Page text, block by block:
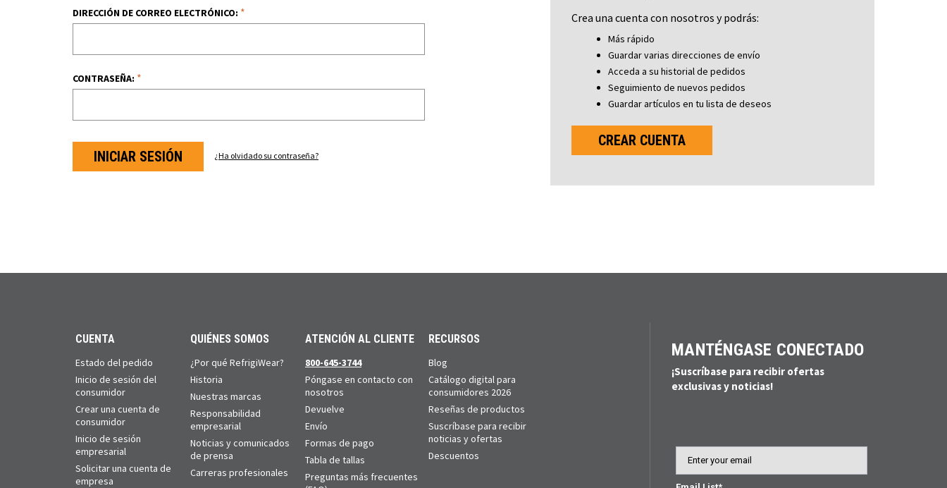
DIRECCIÓN DE CORREO ELECTRÓNICO: *
CONTRASEÑA: *
¿Ha olvidado su contraseña?
Crea una cuenta con nosotros y podrás:
Más rápido
Guardar varias direcciones de envío
Acceda a su historial de pedidos
Seguimiento de nuevos pedidos
Guardar artículos en tu lista de deseos
CREAR CUENTA
CUENTA
Estado del pedido
Inicio de sesión del
consumidor
Crear una cuenta de
consumidor
Inicio de sesión
empresarial
Solicitar una cuenta de
empresa
QUIÉNES SOMOS
¿Por qué RefrigiWear?
Historia
Nuestras marcas
Responsabilidad
empresarial
Noticias y comunicados
de prensa
Carreras profesionales
ATENCIÓN AL CLIENTE
800-645-3744
Póngase en contacto con
nosotros
Devuelve
Envío
Formas de pago
Tabla de tallas
Preguntas más frecuentes
RECURSOS
Blog
Catálogo digital para
consumidores 2026
Reseñas de productos
Suscríbase para recibir
noticias y ofertas
Descuentos
MANTÉNGASE CONECTADO
¡Suscríbase para recibir ofertas
exclusivas y noticias!